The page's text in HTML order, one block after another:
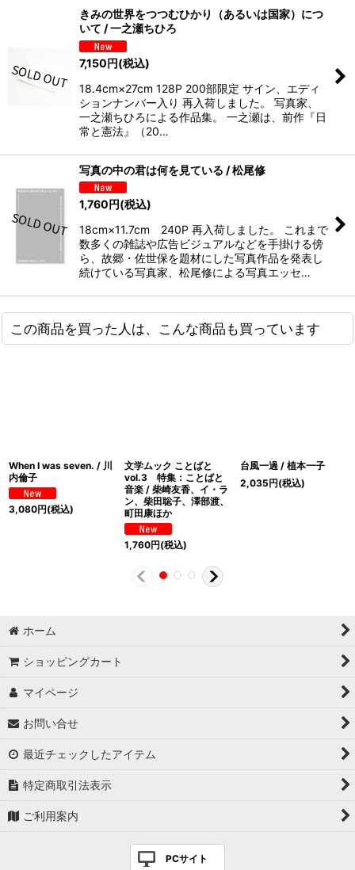
きみの世界をつつむひかり（あるいは国家）につ
いて / 一之瀬ちひろ
7,150円(税込)
18.4cm×27cm 128P 200部限定 サイン、エディ
ションナンバー入り 再入荷しました。 写真家、
一之瀬ちひろによる作品集。 一之瀬は、前作『日
常と憲法』（20…
写真の中の君は何を見ている / 松尾修
1,760円(税込)
18cm×11.7cm 240P 再入荷しました。 これまで
数多くの雑誌や広告ビジュアルなどを手掛ける傍
ら、故郷・佐世保を題材にした写真作品を発表し
続けている写真家、松尾修による写真エッセ…
この商品を買った人は、こんな商品も買っています
When I was seven. / 川
内倫子
3,080円(税込)
文学ムック ことばと
vol.3 特集：ことばと
音楽 / 柴崎友香、イ・ラ
ン、柴田聡子、澤部渡、
町田康ほか
1,760円(税込)
台風一過 / 植本一子
2,035円(税込)
ホーム
ショッピングカート
マイページ
お問い合せ
最近チェックしたアイテム
特定商取引法表示
ご利用案内
PCサイト